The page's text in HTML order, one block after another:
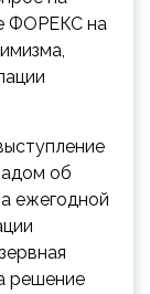
ФОРЕКС на
об
ежегодной
решение